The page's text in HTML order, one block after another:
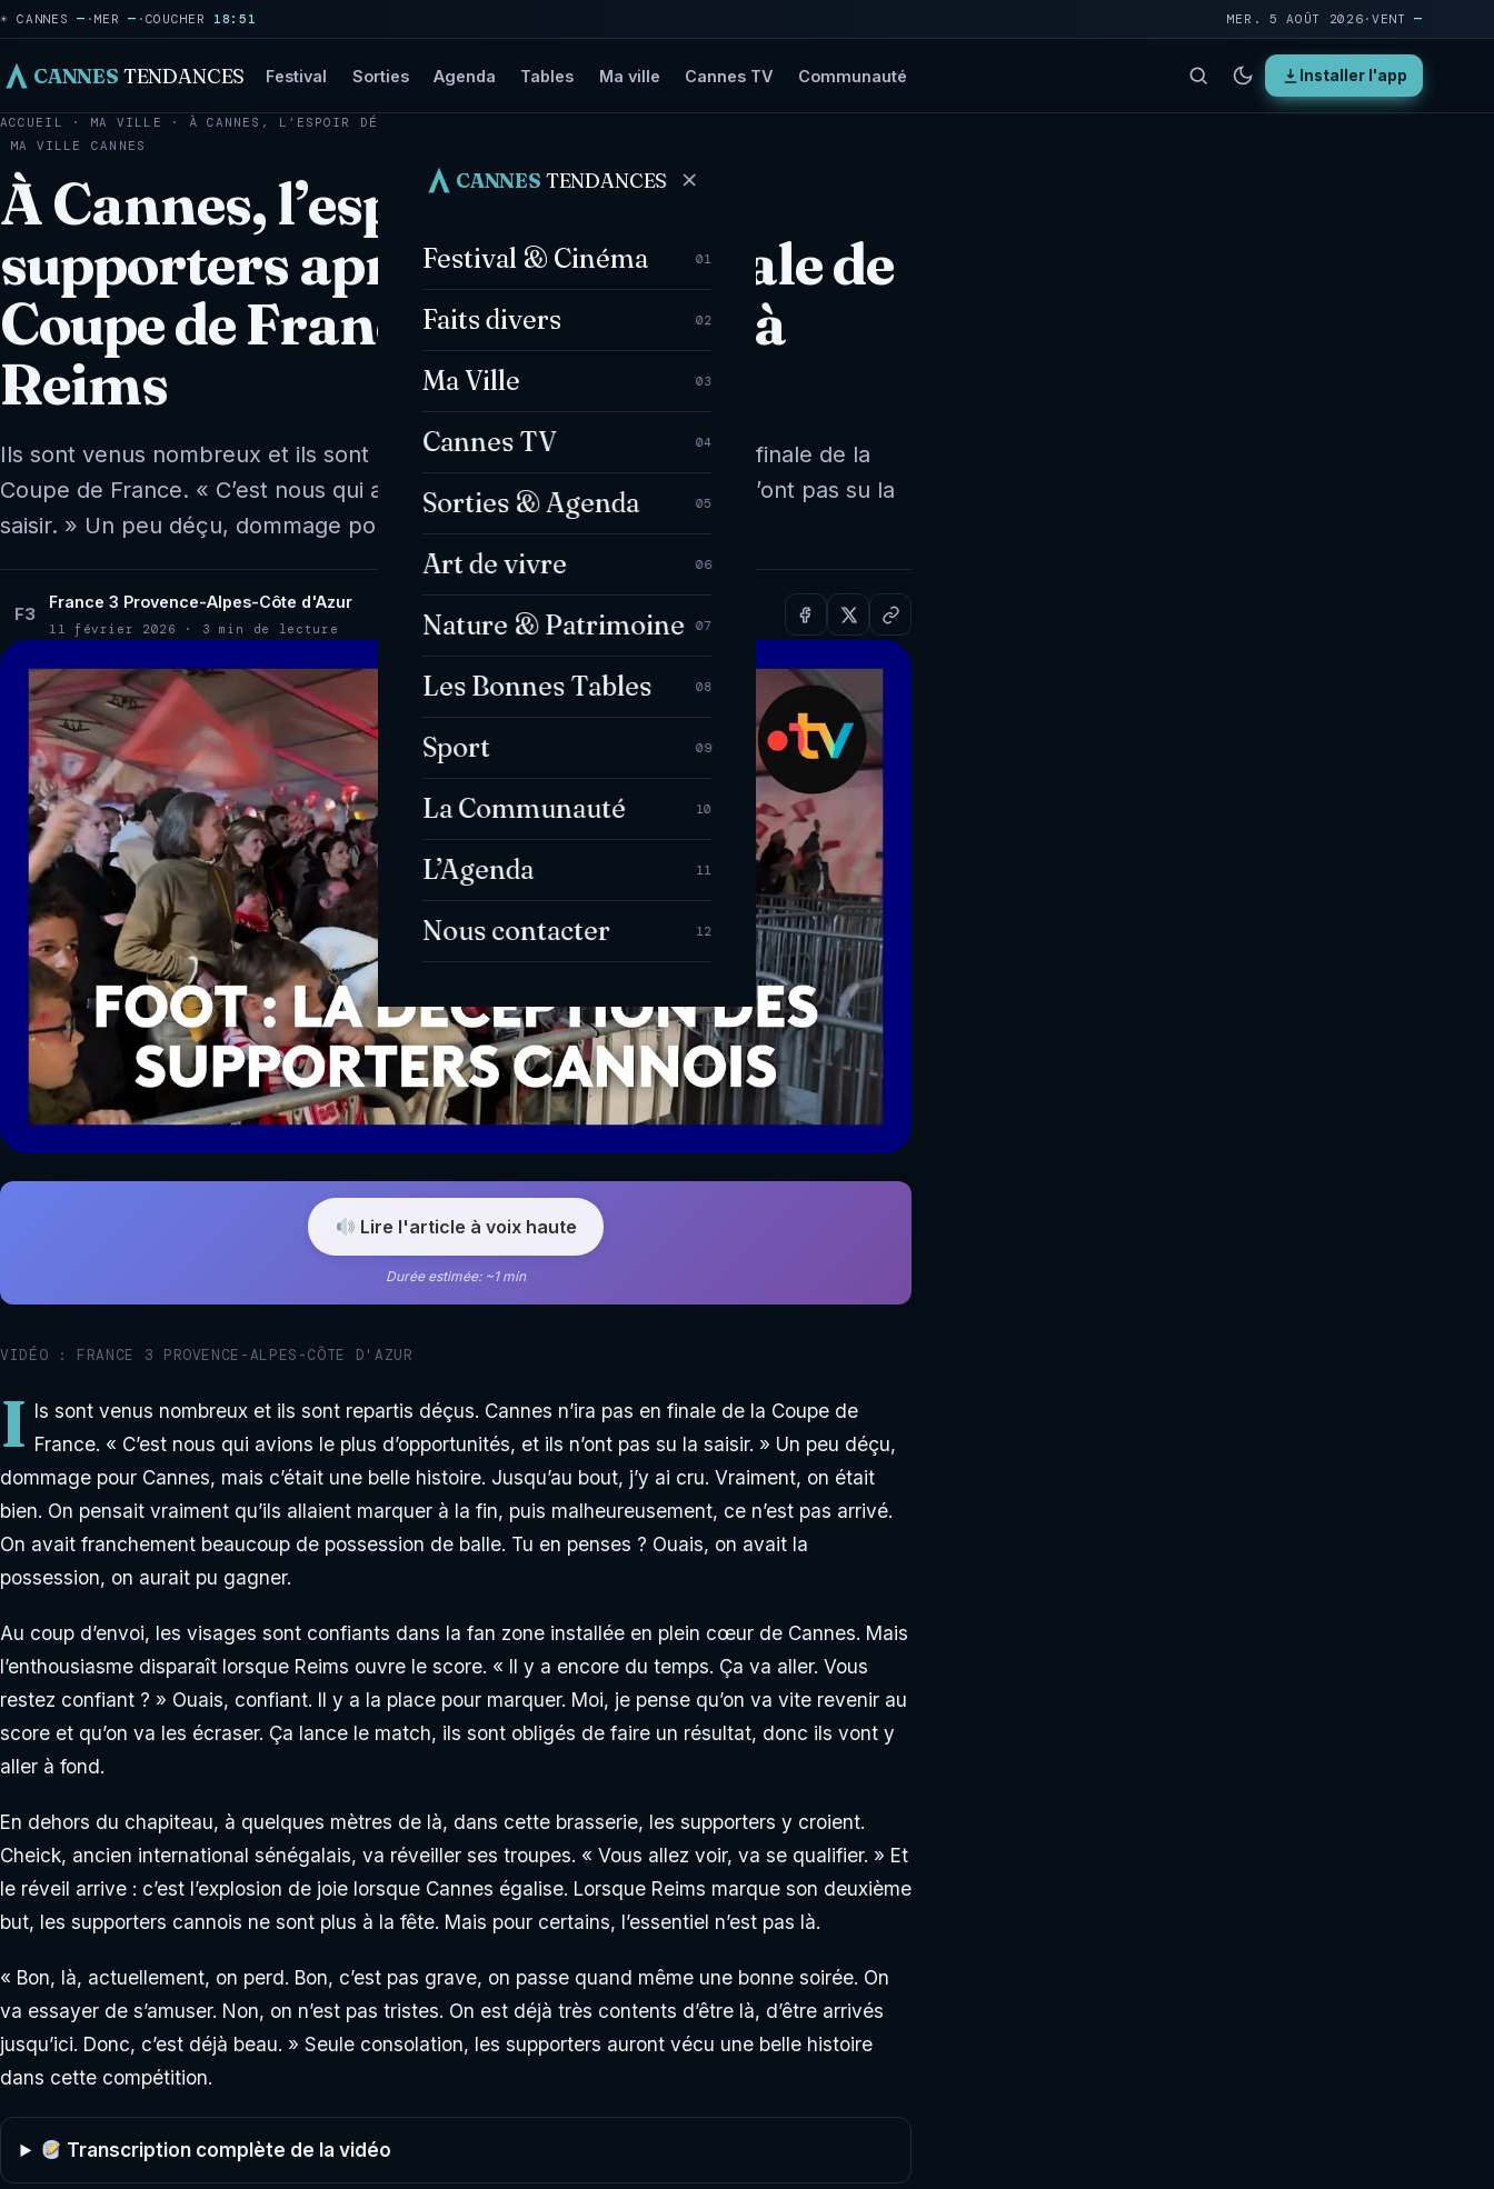
☀ CANNES— · MER— · COUCHER 18:51 MER. 5 AOÛT 2026 · VENT—
CANNES TENDANCES Festival Sorties Agenda Tables Ma ville Cannes TV Communauté Installer l'app
CANNES TENDANCES
Festival & Cinéma 01
Faits divers 02
Ma Ville 03
Cannes TV 04
Sorties & Agenda 05
Art de vivre 06
Nature & Patrimoine 07
Les Bonnes Tables 08
Sport 09
La Communauté 10
L’Agenda 11
Nous contacter 12
ACCUEIL · MA VILLE · À CANNES, L’ESPOIR DÉÇU DES SUPPORTERS APRÈS LA DEMI-FINALE DE…
MA VILLE
CANNES
À Cannes, l’espoir déçu des
supporters après la demi-finale de
Coupe de France perdue face à
Reims
Ils sont venus nombreux et ils sont repartis déçus. Cannes n’ira pas en finale de la
Coupe de France. « C’est nous qui avions le plus d’opportunités, et ils n’ont pas su la
saisir. » Un peu déçu, dommage pour…
F3
France 3 Provence-Alpes-Côte d'Azur
11 février 2026 · 3 min de lecture
Lire l'article à voix haute
Durée estimée: ~1 min
VIDÉO : FRANCE 3 PROVENCE-ALPES-CÔTE D'AZUR
I ls sont venus nombreux et ils sont repartis déçus. Cannes n’ira pas en finale de la Coupe de
France. « C’est nous qui avions le plus d’opportunités, et ils n’ont pas su la saisir. » Un peu déçu,
dommage pour Cannes, mais c’était une belle histoire. Jusqu’au bout, j’y ai cru. Vraiment, on était
bien. On pensait vraiment qu’ils allaient marquer à la fin, puis malheureusement, ce n’est pas arrivé.
On avait franchement beaucoup de possession de balle. Tu en penses ? Ouais, on avait la
possession, on aurait pu gagner.
Au coup d’envoi, les visages sont confiants dans la fan zone installée en plein cœur de Cannes. Mais
l’enthousiasme disparaît lorsque Reims ouvre le score. « Il y a encore du temps. Ça va aller. Vous
restez confiant ? » Ouais, confiant. Il y a la place pour marquer. Moi, je pense qu’on va vite revenir au
score et qu’on va les écraser. Ça lance le match, ils sont obligés de faire un résultat, donc ils vont y
aller à fond.
En dehors du chapiteau, à quelques mètres de là, dans cette brasserie, les supporters y croient.
Cheick, ancien international sénégalais, va réveiller ses troupes. « Vous allez voir, va se qualifier. » Et
le réveil arrive : c’est l’explosion de joie lorsque Cannes égalise. Lorsque Reims marque son deuxième
but, les supporters cannois ne sont plus à la fête. Mais pour certains, l’essentiel n’est pas là.
« Bon, là, actuellement, on perd. Bon, c’est pas grave, on passe quand même une bonne soirée. On
va essayer de s’amuser. Non, on n’est pas tristes. On est déjà très contents d’être là, d’être arrivés
jusqu’ici. Donc, c’est déjà beau. » Seule consolation, les supporters auront vécu une belle histoire
dans cette compétition.
Transcription complète de la vidéo